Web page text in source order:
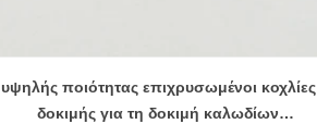
υψηλής ποιότητας επιχρυσωμένοι κοχλίες
δοκιμής για τη δοκιμή καλωδίων